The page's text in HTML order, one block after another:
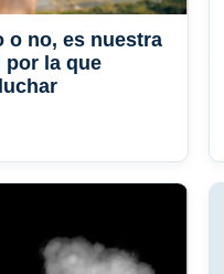
o no, es nuestra
por la que